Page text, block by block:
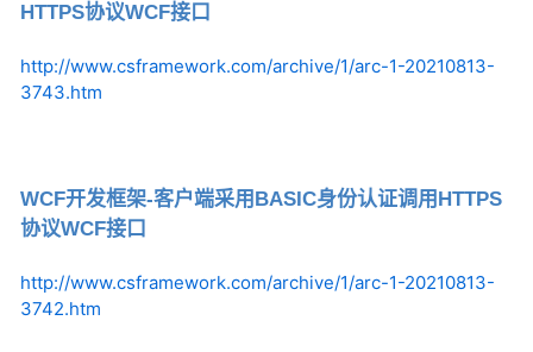
HTTPS协议WCF接口
http://www.csframework.com/archive/1/arc-1-20210813-
3743.htm
WCF开发框架-客户端采用BASIC身份认证调用HTTPS
协议WCF接口
http://www.csframework.com/archive/1/arc-1-20210813-
3742.htm